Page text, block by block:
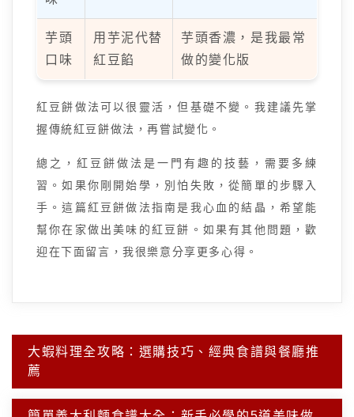
芋頭
口味
用芋泥代替
紅豆餡
芋頭香濃，是我最常
做的變化版
紅豆餅做法可以很靈活，但基礎不變。我建議先掌
握傳統紅豆餅做法，再嘗試變化。
總之，紅豆餅做法是一門有趣的技藝，需要多練
習。如果你剛開始學，別怕失敗，從簡單的步驟入
手。這篇紅豆餅做法指南是我心血的結晶，希望能
幫你在家做出美味的紅豆餅。如果有其他問題，歡
迎在下面留言，我很樂意分享更多心得。
文
章
導
覽
大蝦料理全攻略：選購技巧、經典食譜與餐廳推
薦